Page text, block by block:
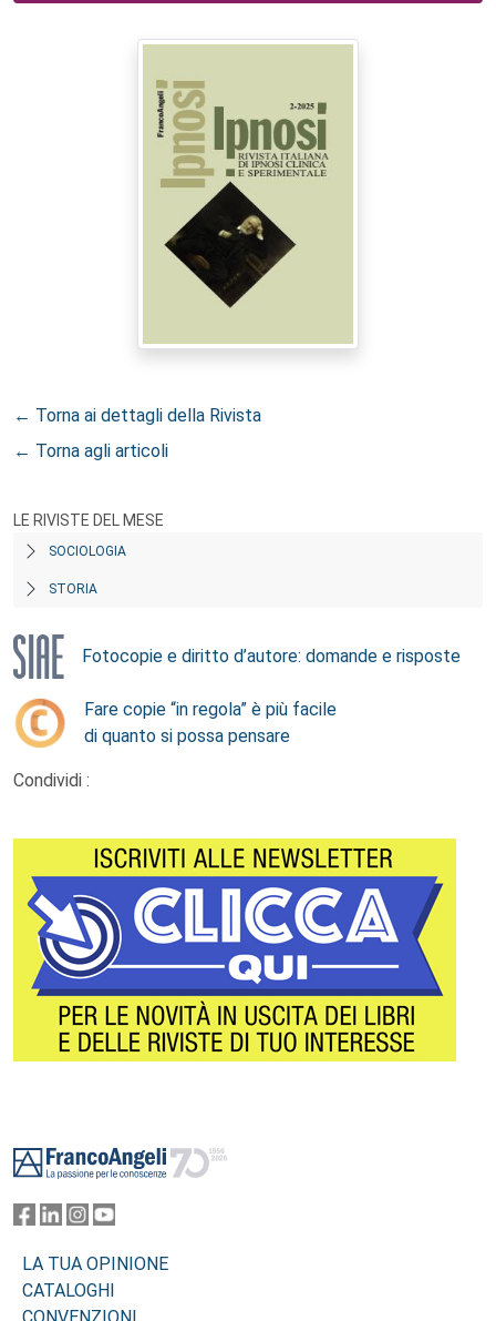
← Torna ai dettagli della Rivista
← Torna agli articoli
LE RIVISTE DEL MESE
SOCIOLOGIA
STORIA
Fotocopie e diritto d’autore: domande e risposte
Fare copie “in regola” è più facile
di quanto si possa pensare
Condividi :
LA TUA OPINIONE
CATALOGHI
CONVENZIONI